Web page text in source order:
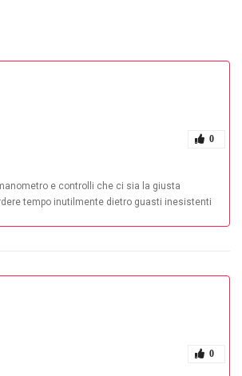
0
e controlli che ci sia la giusta
tempo inutilmente dietro guasti inesistenti
0